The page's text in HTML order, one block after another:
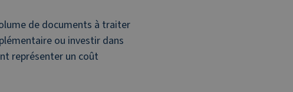
de documents à traiter
ou investir dans
représenter un coût